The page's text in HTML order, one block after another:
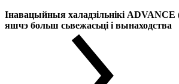
Інавацыйныя халадзільнікі
яшчэ больш сьвежасьці і вынаходства